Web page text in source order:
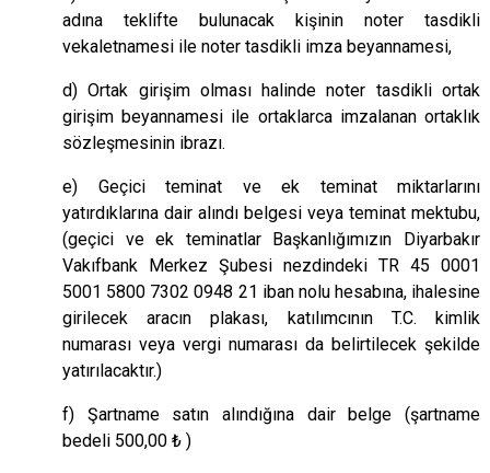
adına teklifte bulunacak kişinin noter tasdikli
vekaletnamesi ile noter tasdikli imza beyannamesi,
d) Ortak girişim olması halinde noter tasdikli ortak
girişim beyannamesi ile ortaklarca imzalanan ortaklık
sözleşmesinin ibrazı.
e) Geçici teminat ve ek teminat miktarlarını
yatırdıklarına dair alındı belgesi veya teminat mektubu,
(geçici ve ek teminatlar Başkanlığımızın Diyarbakır
Vakıfbank Merkez Şubesi nezdindeki TR 45 0001
5001 5800 7302 0948 21 iban nolu hesabına, ihalesine
girilecek aracın plakası, katılımcının T.C. kimlik
numarası veya vergi numarası da belirtilecek şekilde
yatırılacaktır.)
f) Şartname satın alındığına dair belge (şartname
bedeli 500,00 ₺ )